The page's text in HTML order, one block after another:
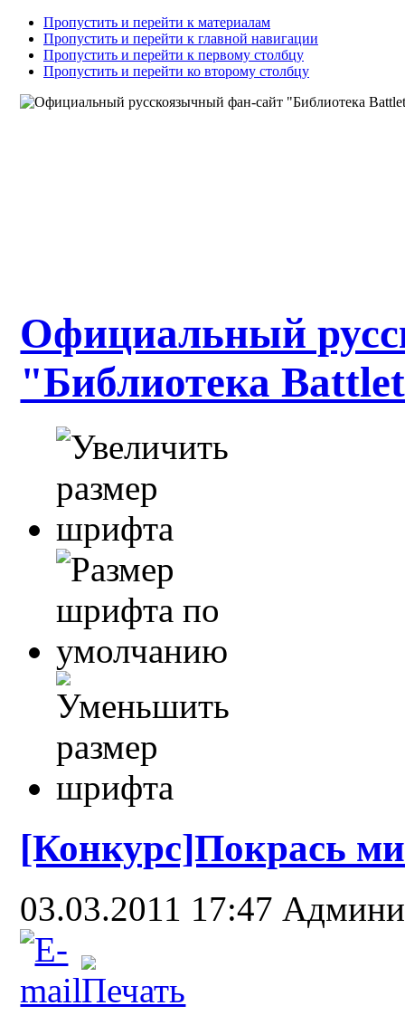
Пропустить и перейти к материалам
Пропустить и перейти к главной навигации
Пропустить и перейти к первому столбцу
Пропустить и перейти ко второму столбцу
Официальный
"Библиотека
[Конкурс]Покрась
03.03.2011 17:47